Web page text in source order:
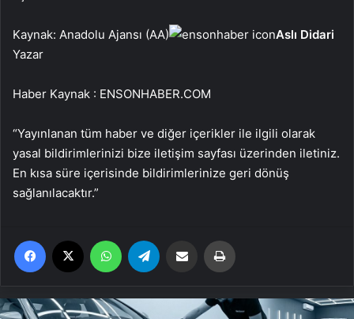
Kaynak: Anadolu Ajansı (AA)
Aslı Didari
Yazar
Haber Kaynak : ENSONHABER.COM
“Yayınlanan tüm haber ve diğer içerikler ile ilgili olarak
yasal bildirimlerinizi bize iletişim sayfası üzerinden iletiniz.
En kısa süre içerisinde bildirimlerinize geri dönüş
sağlanılacaktır.”
Facebook WhatsApp Email'den paylaş